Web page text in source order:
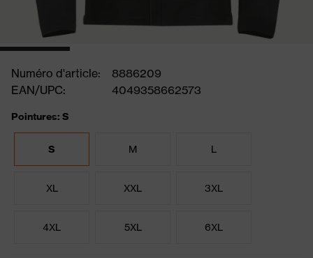
Numéro d'article:
8886209
EAN/UPC:
4049358662573
Pointures: S
S M L
XL XXL 3XL
4XL 5XL 6XL